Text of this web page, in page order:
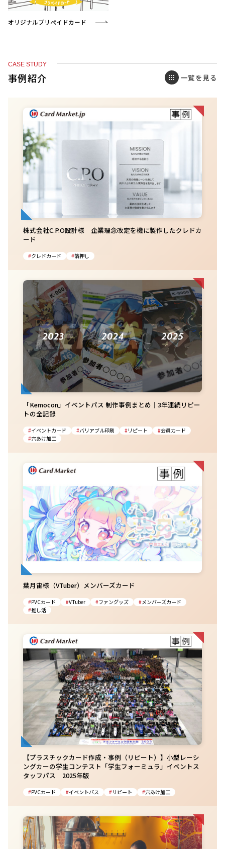
オリジナルプリペイドカード
CASE STUDY
事例紹介 一覧を見る
株式会社C.P.O設計様 企業理念改定を機に製作したクレドカ
ード
クレドカード 箔押し
「Kemocon」イベントパス 制作事例まとめ｜3年連続リピー
トの全記録
イベントカード バリアブル印刷 リピート
会員カード
穴あけ加工
葉月宙様（VTuber）メンバーズカード
PVCカード VTuber ファングッズ
メンバーズカード
推し活
【プラスチックカード作成・事例（リピート）】小型レーシ
ングカーの学生コンテスト「学生フォーミュラ」イベントス
タッフパス 2025年版
PVCカード イベントパス リピート 穴あけ加工